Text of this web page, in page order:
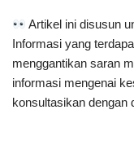
Artikel ini disusun
Informasi yang
menggantikan saran
informasi mengenai
konsultasikan dengan